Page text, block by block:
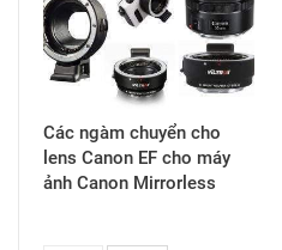
Các ngàm chuyển cho
lens Canon EF cho máy
ảnh Canon Mirrorless